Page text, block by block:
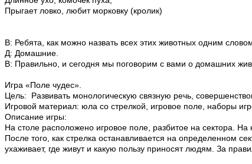
Прыгает ловко, любит морковку (кролик)
В: Ребята, как можно назвать всех этих животных одним
Д: Домашние.
В: Правильно, и сегодня мы поговорим с вами о домашних
Игра «Поле чудес».
Цель: Развивать монологическую связную речь,
Игровой материал: юла со стрелкой, игровое поле, наборы
Описание игры:
На столе расположено игровое поле, разбитое на сектора.
После того, как стрелка останавливается на определенном
ухаживает, где живут и какую пользу приносят людям. За